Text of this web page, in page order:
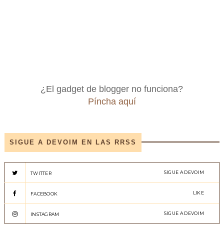
¿El gadget de blogger no funciona?
Píncha aquí
SIGUE A DEVOIM EN LAS RRSS
TWITTER SIGUE A DEVOIM
FACEBOOK LIKE
INSTAGRAM SIGUE A DEVOIM